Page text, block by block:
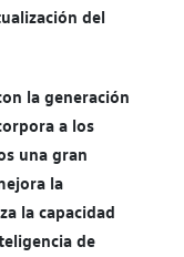
del
la generación
a los
una gran
la
la capacidad
de